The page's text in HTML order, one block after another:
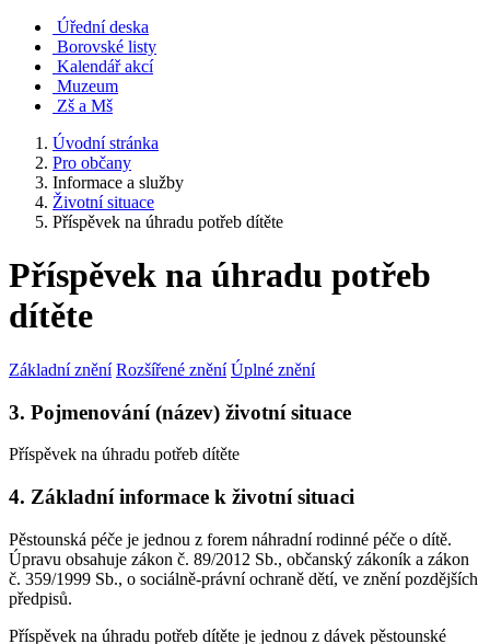
Úřední deska
Borovské listy
Kalendář akcí
Muzeum
Zš a Mš
Úvodní stránka
Pro občany
Informace a služby
Životní situace
Příspěvek na úhradu potřeb dítěte
Příspěvek na úhradu potřeb
dítěte
Základní znění Rozšířené znění Úplné znění
3. Pojmenování (název) životní situace
Příspěvek na úhradu potřeb dítěte
4. Základní informace k životní situaci
Pěstounská péče je jednou z forem náhradní rodinné péče o dítě.
Úpravu obsahuje zákon č. 89/2012 Sb., občanský zákoník a zákon
č. 359/1999 Sb., o sociálně-právní ochraně dětí, ve znění pozdějších
předpisů.
Příspěvek na úhradu potřeb dítěte je jednou z dávek pěstounské